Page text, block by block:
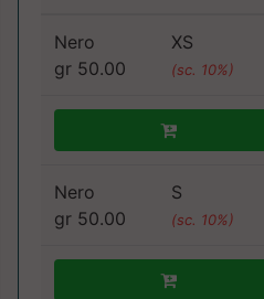
Nero
gr 50.00
XS
(sc. 10%)
Nero
gr 50.00
S
(sc. 10%)